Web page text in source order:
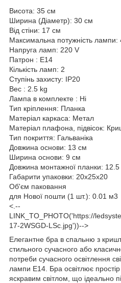
Висота: 35 см
Ширина (Діаметр): 30 см
Від стіни: 17 см
Максимальна потужність лампи:
Напруга ламп: 220 V
Патрон : E14
Кількість ламп: 2
Ступінь захисту: IP20
Вес : 2.5 kg
Лампа в комплекте : Ні
Тип кріплення: Планка
Матеріал каркаса: Метал
Матеріал плафона, підвісок:
Тип покриття: Гальваніка
Довжина основи: 13 см
Ширина основи: 9 см
Довжина монтажної планки:
Габарити упаковки: 20x25x20
Об'єм паковання
для Нової пошти (1 шт.): 0.01 м3
<.--
LINK_TO_PHOTO('https://
17-2WSGD-LSc.jpg'))-->
Елегантне бра в спальню з
стильного сучасного або
потреби сучасного освітлення
лампи Е14. Бра освітлює
яскравим світлом, що ідеально